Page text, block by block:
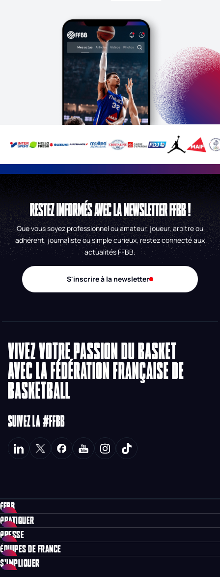
RESTEZ INFORMÉS AVEC LA NEWSLETTER FFBB !
Que vous soyez professionnel ou amateur, joueur, arbitre ou
adhérent, journaliste ou simple curieux, restez connecté aux
actualités FFBB.
S'inscrire à la newsletter
VIVEZ VOTRE PASSION DU BASKET
AVEC LA FÉDÉRATION FRANÇAISE DE
BASKETBALL
SUIVEZ LA #FFBB
FFBB
PRATIQUER
PRESSE
ÉQUIPES DE FRANCE
S'IMPLIQUER